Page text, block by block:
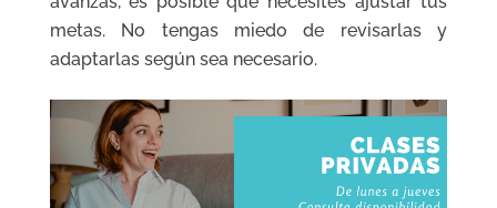
metas. No tengas miedo de revisarlas y
adaptarlas según sea necesario.